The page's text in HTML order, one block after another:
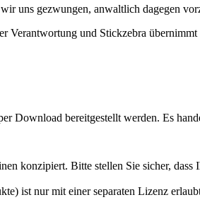
uns gezwungen, anwaltlich dagegen
Verantwortung und Stickzebra
Download bereitgestellt werden. Es
konzipiert. Bitte stellen Sie sicher,
ist nur mit einer separaten Lizenz